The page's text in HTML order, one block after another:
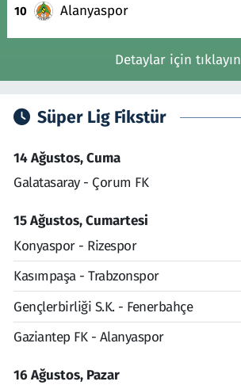
10 Alanyaspor
Detaylar için tıklayın
Süper Lig Fikstür
14 Ağustos, Cuma
Galatasaray - Çorum FK
15 Ağustos, Cumartesi
Konyaspor - Rizespor
Kasımpaşa - Trabzonspor
Gençlerbirliği S.K. - Fenerbahçe
Gaziantep FK - Alanyaspor
16 Ağustos, Pazar